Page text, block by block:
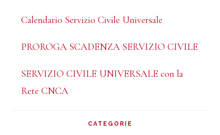
Calendario Servizio Civile Universale
PROROGA SCADENZA SERVIZIO CIVILE
SERVIZIO CIVILE UNIVERSALE con la
Rete CNCA
CATEGORIE